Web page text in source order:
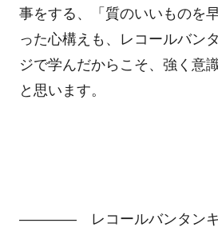
事をする、「質のいいものを
った心構えも、レコールバン
ジで学んだからこそ、強く意
と思います。
―――― レコールバンタンキ